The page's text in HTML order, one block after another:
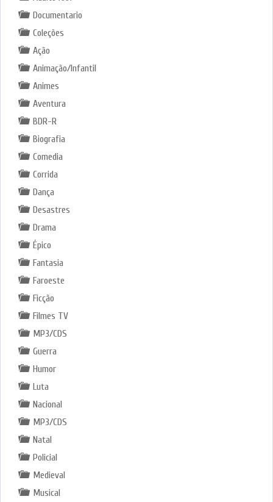
Documentario
Coleções
Ação
Animação/Infantil
Animes
Aventura
BDR-R
Biografia
Comedia
Corrida
Dança
Desastres
Drama
Épico
Fantasia
Faroeste
Ficção
Filmes TV
MP3/CDS
Guerra
Humor
Luta
Nacional
MP3/CDS
Natal
Policial
Medieval
Musical